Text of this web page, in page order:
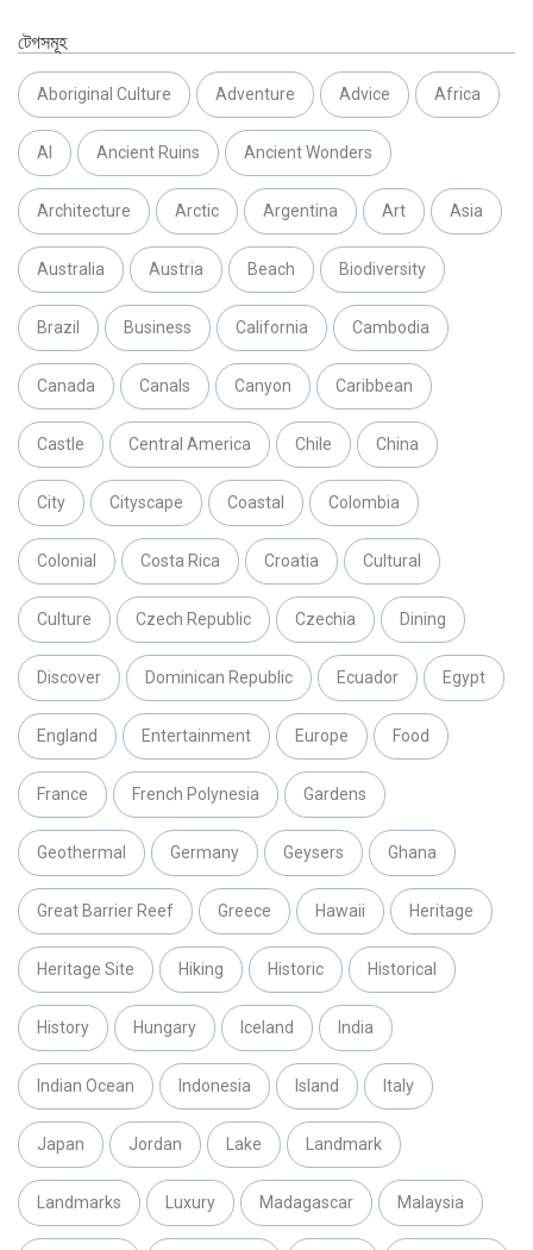
টেগসমূহ
Aboriginal Culture Adventure Advice Africa
AI Ancient Ruins Ancient Wonders
Architecture Arctic Argentina Art Asia
Australia Austria Beach Biodiversity
Brazil Business California Cambodia
Canada Canals Canyon Caribbean
Castle Central America Chile China
City Cityscape Coastal Colombia
Colonial Costa Rica Croatia Cultural
Culture Czech Republic Czechia Dining
Discover Dominican Republic Ecuador Egypt
England Entertainment Europe Food
France French Polynesia Gardens
Geothermal Germany Geysers Ghana
Great Barrier Reef Greece Hawaii Heritage
Heritage Site Hiking Historic Historical
History Hungary Iceland India
Indian Ocean Indonesia Island Italy
Japan Jordan Lake Landmark
Landmarks Luxury Madagascar Malaysia